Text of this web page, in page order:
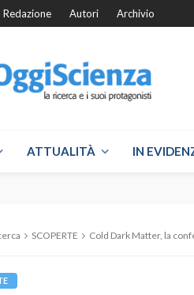
Redazione Autori Archivio
ATTUALITÀ IN
SCOPERTE Cold Dark Matter, la